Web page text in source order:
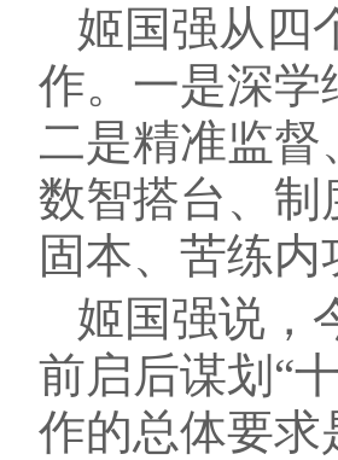
姬国强从四
作。一是深学
二是精准监
数智搭台、制
固本、苦练
姬国强说，
前启后谋划“
作的总体要求